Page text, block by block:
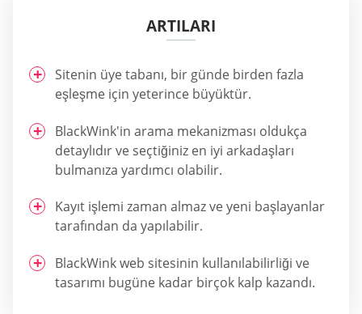
ARTILARI
Sitenin üye tabanı, bir günde birden fazla
eşleşme için yeterince büyüktür.
BlackWink'in arama mekanizması oldukça
detaylıdır ve seçtiğiniz en iyi arkadaşları
bulmanıza yardımcı olabilir.
Kayıt işlemi zaman almaz ve yeni başlayanlar
tarafından da yapılabilir.
BlackWink web sitesinin kullanılabilirliği ve
tasarımı bugüne kadar birçok kalp kazandı.